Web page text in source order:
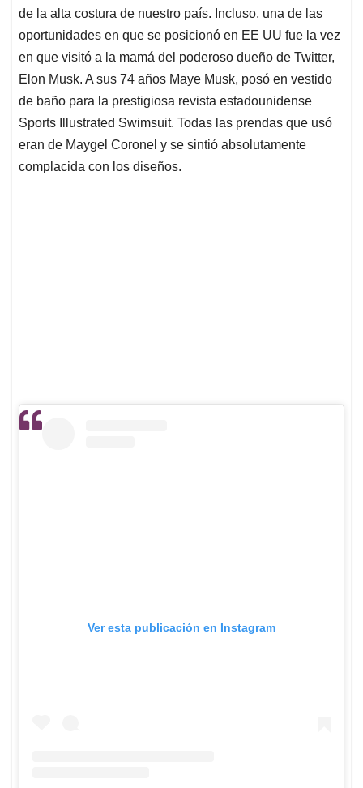
de la alta costura de nuestro país. Incluso, una de las
oportunidades en que se posicionó en EE UU fue la vez
en que visitó a la mamá del poderoso dueño de Twitter,
Elon Musk. A sus 74 años Maye Musk, posó en vestido
de baño para la prestigiosa revista estadounidense
Sports Illustrated Swimsuit. Todas las prendas que usó
eran de Maygel Coronel y se sintió absolutamente
complacida con los diseños.
Ver esta publicación en Instagram